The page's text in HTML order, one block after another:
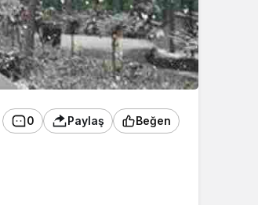
0 Paylaş Beğen